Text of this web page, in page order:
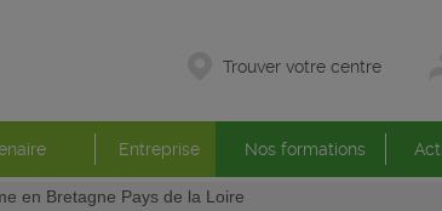
Trouver votre centre
Entreprise Nos formations
en Bretagne Pays de la Loire